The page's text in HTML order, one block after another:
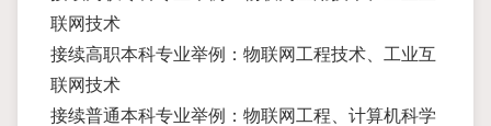
联网技术
接续高职本科专业举例：物联网工程技术、工业互
联网技术
接续普通本科专业举例：物联网工程、计算机科学